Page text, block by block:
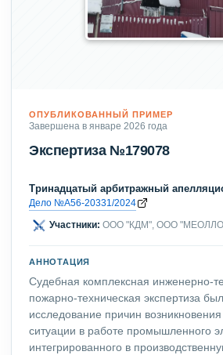
ОПУБЛИКОВАННЫЙ ПРИМЕР
Завершена в январе 2026 года
Экспертиза №179078
Тринадцатый арбитражный
Дело №А56-20331/2024
Участники: ООО "КДМ", ООО
АННОТАЦИЯ
Судебная комплексная инженерно-
пожарно-техническая экспертиза
исследование причин
ситуации в работе промышленного
интегрированного в